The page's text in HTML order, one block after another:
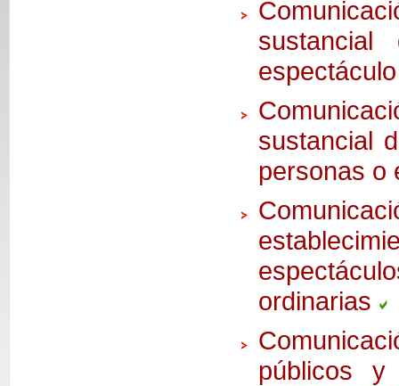
sustancial
personas o
ordinarias
públicos y